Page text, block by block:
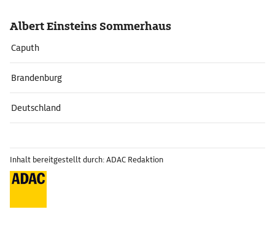
Albert Einsteins Sommerhaus
Caputh
Brandenburg
Deutschland
Inhalt bereitgestellt durch: ADAC Redaktion